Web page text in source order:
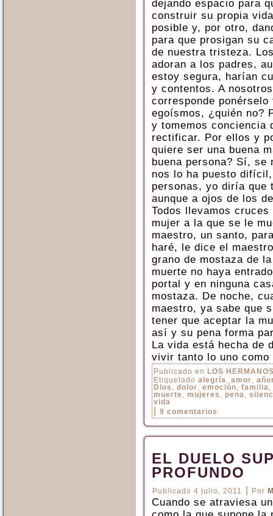
dejando espacio para
construir su propia
posible y, por otro,
para que prosigan su
de nuestra tristeza.
adoran a los padres,
estoy segura, harían
y contentos. A
corresponde
egoísmos, ¿quién no?
y tomemos conciencia
rectificar. Por ellos y
quiere ser una buena
buena persona? Sí, se
nos lo ha puesto
personas, yo diría que
aunque a ojos de los
Todos llevamos
mujer a la que se le
maestro, un santo,
haré, le dice el
grano de mostaza de
muerte no haya
portal y en ninguna
mostaza. De noche,
maestro, ya sabe que
tener que aceptar la
así y su pena forma
La vida está hecha de
vivir tanto lo uno como
Publicado en LOS
Etiquetado alegría, amor,
Dios , dolor, emoción, familia,
muerte, mujeres , pena,
vida
9 comentarios
EL DUELO
PROFUNDO
Publicado 4 julio, 2011 Por
Cuando se atraviesa